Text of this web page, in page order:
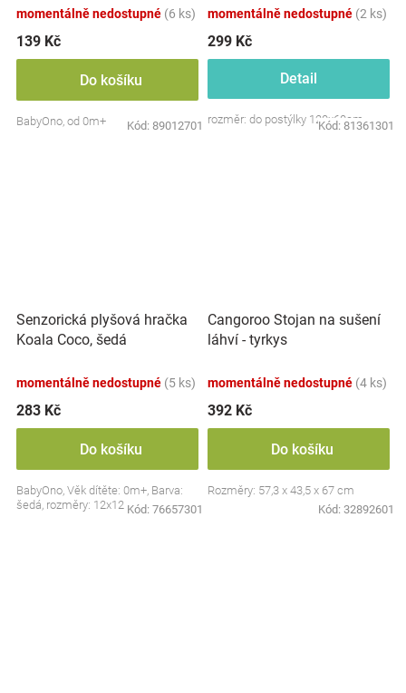
momentálně nedostupné (6 ks)
139 Kč
Do košíku
BabyOno, od 0m+ Kód: 89012701
momentálně nedostupné (2 ks)
299 Kč
Detail
rozměr: do postýlky 120x60cm
Kód: 81361301
Senzorická plyšová hračka
Koala Coco, šedá
momentálně nedostupné (5 ks)
283 Kč
Do košíku
BabyOno, Věk dítěte: 0m+, Barva:
šedá, rozměry: 12x12 cm.
Kód: 76657301
Cangoroo Stojan na sušení
láhví - tyrkys
momentálně nedostupné (4 ks)
392 Kč
Do košíku
Rozměry: 57,3 x 43,5 x 67 cm
Kód: 32892601